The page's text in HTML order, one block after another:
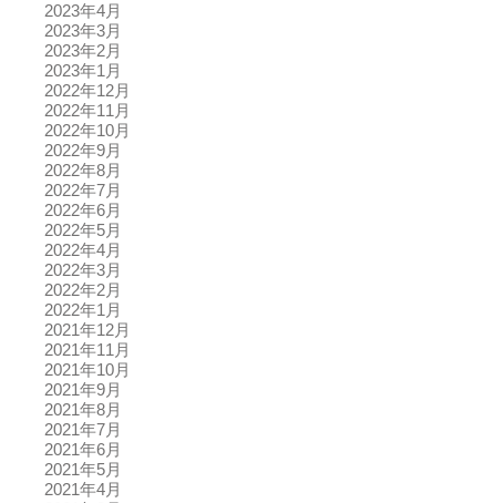
2023年4月
2023年3月
2023年2月
2023年1月
2022年12月
2022年11月
2022年10月
2022年9月
2022年8月
2022年7月
2022年6月
2022年5月
2022年4月
2022年3月
2022年2月
2022年1月
2021年12月
2021年11月
2021年10月
2021年9月
2021年8月
2021年7月
2021年6月
2021年5月
2021年4月